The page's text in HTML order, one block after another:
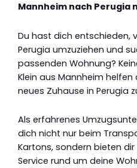
Mannheim nach Perugia
Du hast dich entschieden,
Perugia umzuziehen und
passenden Wohnung?
Klein aus Mannheim
neues Zuhause in Perugia
Als erfahrenes
dich nicht nur beim
Kartons, sondern bieten
Service rund um deine